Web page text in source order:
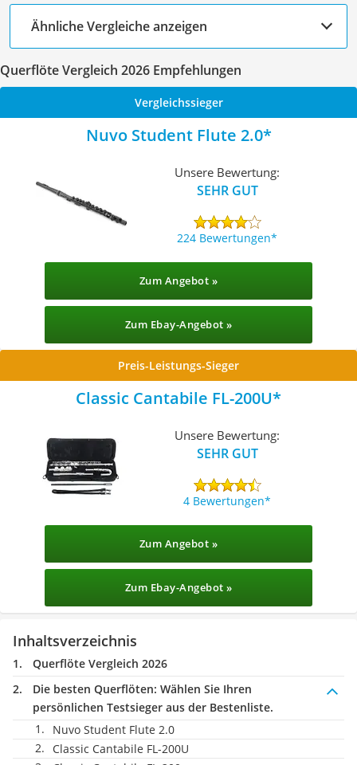
Ähnliche Vergleiche anzeigen
Querflöte Vergleich 2026 Empfehlungen
Vergleichssieger
Nuvo Student Flute 2.0
Unsere Bewertung:
SEHR GUT
224 Bewertungen
Zum Angebot »
Zum Ebay-Angebot »
Preis-Leistungs-Sieger
Classic Cantabile FL-200U
Unsere Bewertung:
SEHR GUT
4 Bewertungen
Zum Angebot »
Zum Ebay-Angebot »
Inhaltsverzeichnis
Querflöte Vergleich 2026
Die besten Querflöten: Wählen Sie Ihren
persönlichen Testsieger aus der Bestenliste.
Nuvo Student Flute 2.0
Classic Cantabile FL-200U